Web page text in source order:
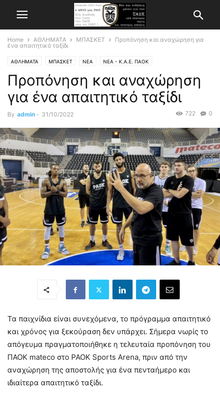
Home ΑΘΛΗΜΑΤΑ ΜΠΑΣΚΕΤ
Προπόνηση και αναχώρηση για
ένα απαιτητικό ταξίδι
ΑΘΛΗΜΑΤΑ ΜΠΑΣΚΕΤ ΝΕΑ ΝΕΑ - Κ.Α.Ε. ΠΑΟΚ
Προπόνηση και αναχώρηση
για ένα απαιτητικό ταξίδι
By admin - 31/10/2022 0
722
Τα παιχνίδια είναι συνεχόμενα, το πρόγραμμα απαιτητικό
και χρόνος για ξεκούραση δεν υπάρχει. Σήμερα νωρίς το
απόγευμα πραγματοποιήθηκε η τελευταία προπόνηση του
ΠΑΟΚ mateco στο PAOK Sports Arena, πριν από την
αναχώρηση της αποστολής για ένα πενταήμερο και
ιδιαίτερα απαιτητικό ταξίδι.